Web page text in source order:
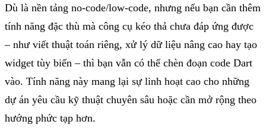
Dù là nền tảng no-code/low-code, nhưng nếu bạn cần thêm
tính năng đặc thù mà công cụ kéo thả chưa đáp ứng được
– như viết thuật toán riêng, xử lý dữ liệu nâng cao hay tạo
widget tùy biến – thì bạn vẫn có thể chèn đoạn code Dart
vào. Tính năng này mang lại sự linh hoạt cao cho những
dự án yêu cầu kỹ thuật chuyên sâu hoặc cần mở rộng theo
hướng phức tạp hơn.